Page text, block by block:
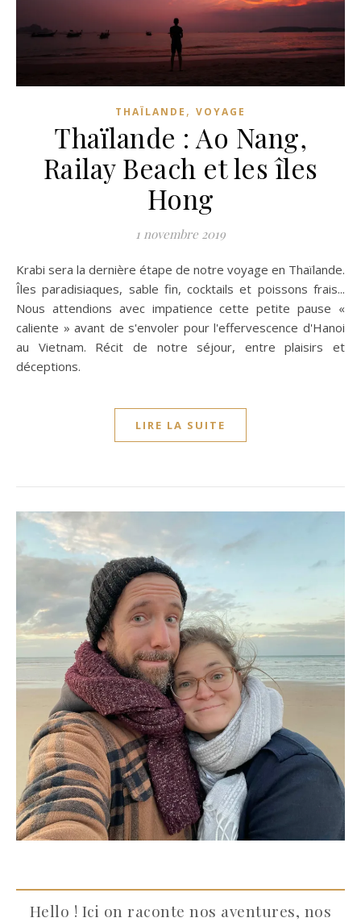
THAÏLANDE , VOYAGE
Thaïlande : Ao Nang,
Railay Beach et les îles
Hong
1 novembre 2019
Krabi sera la dernière étape de notre voyage en Thaïlande.
Îles paradisiaques, sable fin, cocktails et poissons frais...
Nous attendions avec impatience cette petite pause «
caliente » avant de s'envoler pour l'effervescence d'Hanoi
au Vietnam. Récit de notre séjour, entre plaisirs et
déceptions.
LIRE LA SUITE
Hello ! Ici on raconte nos aventures, nos